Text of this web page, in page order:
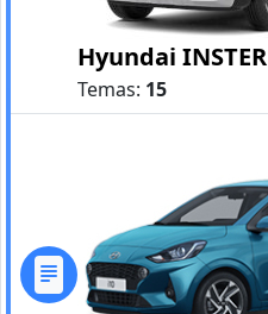
Hyundai INSTER
Temas: 15